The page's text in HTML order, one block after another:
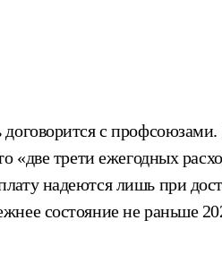
с профсоюзами.
трети ежегодных
надеются лишь при
состояние не раньше